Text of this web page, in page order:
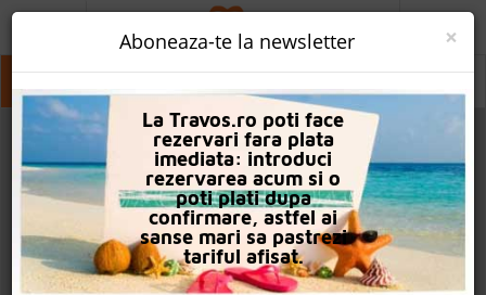
Bansko Bansko
PROMO
CAUTA REZERVARE
OFERTA PERSONALIZATA
DESPRE NOI
LOGIN
×
Aboneaza-te la newsletter
La Travos.ro poti face
rezervari fara plata
imediata: introduci
rezervarea acum si o
poti plati dupa
confirmare, astfel ai
sanse mari sa pastrezi
tariful afisat.